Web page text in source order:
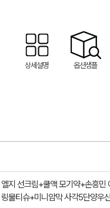
상세설명 옵션샘플
엘지 선크림+쿨액 모기약+손흥민
링물티슈+미니암막 사각5단양우